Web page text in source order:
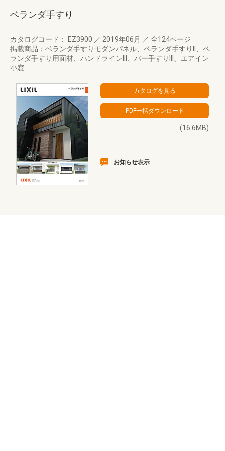
ベランダ手すり
カタログコード： EZ3900 ／ 2019年06月 ／ 全124ページ
掲載商品：ベランダ手すりモダンパネル、ベランダ手すりII、ベ
ランダ手すり用面材、ハンドラインIII、バー手すりIII、エアイン
小窓
(16.6MB)
お知らせ表示